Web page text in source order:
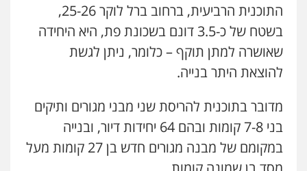
התוכנית הרביעית, ברחוב ברל לוקר 25-26,
בשטח של כ-3.5 דונם בשכונת פת, היא היחידה
שאושרה למתן תוקף – כלומר, ניתן לגשת
להוצאת היתר בנייה.
מדובר בתוכנית להריסת שני מבני מגורים ותיקים
בני 7-8 קומות ובהם 64 יחידות דיור, ובנייה
במקומם של מבנה מגורים חדש בן 27 קומות מעל
עו"ד ד"ר איתן פינקלשטיין
כלכלי הלבנת הון חילוט ייעוץ לעורכי דין
0507061374
נדל"ן / עסקים משפחה תעבורה כלכלי
הוצאה לפועל
0545402829